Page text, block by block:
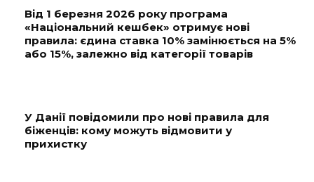
Від 1 березня 2026 року програма
«Національний кешбек» отримує нові
правила: єдина ставка 10% замінюється на 5%
або 15%, залежно від категорії товарів
У Данії повідомили про нові правила для
біженців: кому можуть відмовити у
прихистку